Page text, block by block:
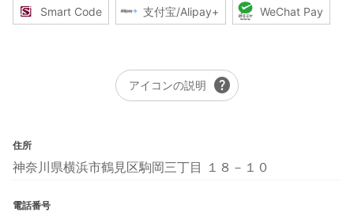
Smart Code 支付宝/Alipay+ WeChat Pay
アイコンの説明 help
住所
神奈川県横浜市鶴見区駒岡三丁目 １８－１０
電話番号